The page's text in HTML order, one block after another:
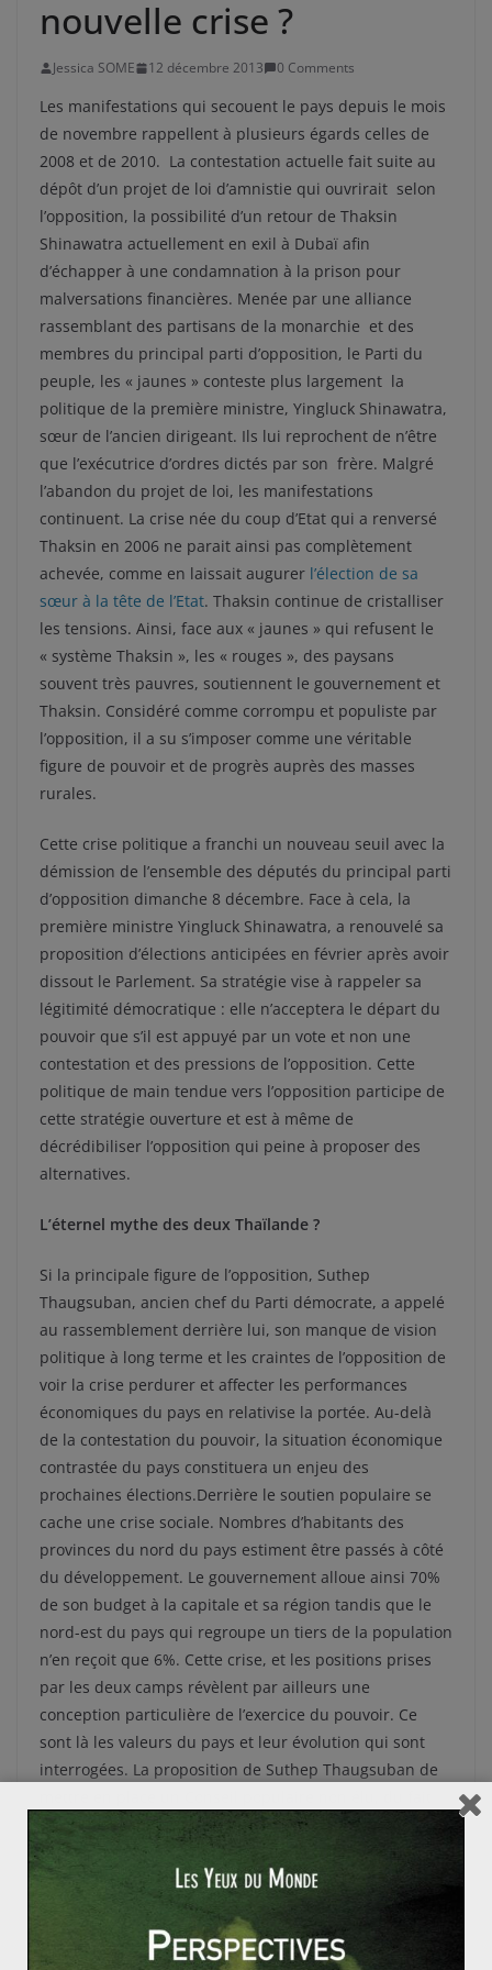
nouvelle crise ?
Jessica SOME 12 décembre 2013 0 Comments
Les manifestations qui secouent le pays depuis le mois
de novembre rappellent à plusieurs égards celles de
2008 et de 2010. La contestation actuelle fait suite au
dépôt d’un projet de loi d’amnistie qui ouvrirait selon
l’opposition, la possibilité d’un retour de Thaksin
Shinawatra actuellement en exil à Dubaï afin
d’échapper à une condamnation à la prison pour
malversations financières. Menée par une alliance
rassemblant des partisans de la monarchie et des
membres du principal parti d’opposition, le Parti du
peuple, les « jaunes » conteste plus largement la
politique de la première ministre, Yingluck Shinawatra,
sœur de l’ancien dirigeant. Ils lui reprochent de n’être
que l’exécutrice d’ordres dictés par son frère. Malgré
l’abandon du projet de loi, les manifestations
continuent. La crise née du coup d’Etat qui a renversé
Thaksin en 2006 ne parait ainsi pas complètement
achevée, comme en laissait augurer l’élection de sa
sœur à la tête de l’Etat. Thaksin continue de cristalliser
les tensions. Ainsi, face aux « jaunes » qui refusent le
« système Thaksin », les « rouges », des paysans
souvent très pauvres, soutiennent le gouvernement et
Thaksin. Considéré comme corrompu et populiste par
l’opposition, il a su s’imposer comme une véritable
figure de pouvoir et de progrès auprès des masses
rurales.
Cette crise politique a franchi un nouveau seuil avec la
démission de l’ensemble des députés du principal parti
d’opposition dimanche 8 décembre. Face à cela, la
première ministre Yingluck Shinawatra, a renouvelé sa
proposition d’élections anticipées en février après avoir
dissout le Parlement. Sa stratégie vise à rappeler sa
légitimité démocratique : elle n’acceptera le départ du
pouvoir que s’il est appuyé par un vote et non une
contestation et des pressions de l’opposition. Cette
politique de main tendue vers l’opposition participe de
cette stratégie ouverture et est à même de
décrédibiliser l’opposition qui peine à proposer des
alternatives.
L’éternel mythe des deux Thaïlande ?
Si la principale figure de l’opposition, Suthep
Thaugsuban, ancien chef du Parti démocrate, a appelé
au rassemblement derrière lui, son manque de vision
politique à long terme et les craintes de l’opposition de
voir la crise perdurer et affecter les performances
économiques du pays en relativise la portée. Au-delà
de la contestation du pouvoir, la situation économique
contrastée du pays constituera un enjeu des
prochaines élections.Derrière le soutien populaire se
cache une crise sociale. Nombres d’habitants des
provinces du nord du pays estiment être passés à côté
du développement. Le gouvernement alloue ainsi 70%
de son budget à la capitale et sa région tandis que le
nord-est du pays qui regroupe un tiers de la population
n’en reçoit que 6%. Cette crise, et les positions prises
par les deux camps révèlent par ailleurs une
conception particulière de l’exercice du pouvoir. Ce
sont là les valeurs du pays et leur évolution qui sont
interrogées. La proposition de Suthep Thaugsuban de
de l’importance de la population rurale qui porte
régulièrement au pouvoir le Phue Thai, illustre bien la
déconnexion politique et idéologique au-delà des
disparités économiques. Enfin, la succession à venir du
roi Bhumibol Adulyadej , et la possibilité qu’elle soit
assurée par son fils, plus acquis à la cause Thaksin que